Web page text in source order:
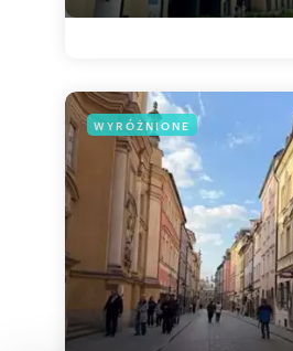
WYRÓŻNIONE